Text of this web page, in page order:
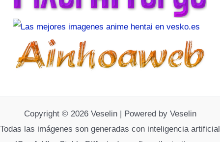
Copyright © 2026 Veselin | Powered by Veselin
Todas las imágenes son generadas con inteligencia artificial